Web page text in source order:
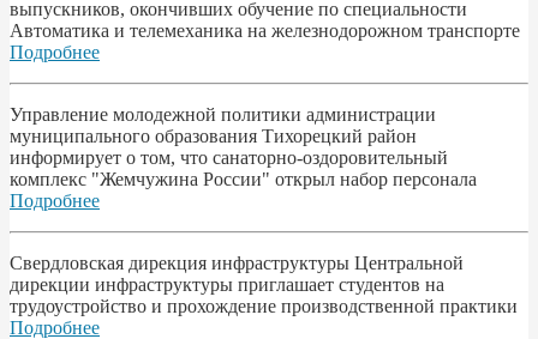
выпускников, окончивших обучение по специальности
Автоматика и телемеханика на железнодорожном транспорте
Подробнее
Управление молодежной политики администрации
муниципального образования Тихорецкий район
информирует о том, что санаторно-оздоровительный
комплекс "Жемчужина России" открыл набор персонала
Подробнее
Свердловская дирекция инфраструктуры Центральной
дирекции инфраструктуры приглашает студентов на
трудоустройство и прохождение производственной практики
Подробнее